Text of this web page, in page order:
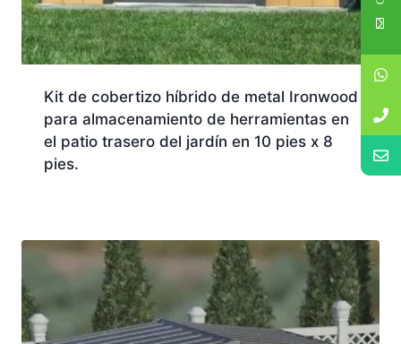
Kit de cobertizo híbrido de metal Ironwood
para almacenamiento de herramientas en
el patio trasero del jardín en 10 pies x 8
pies.